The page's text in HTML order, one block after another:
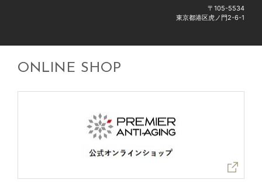
〒105-5534
東京都港区虎ノ門2-6-1
ONLINE SHOP